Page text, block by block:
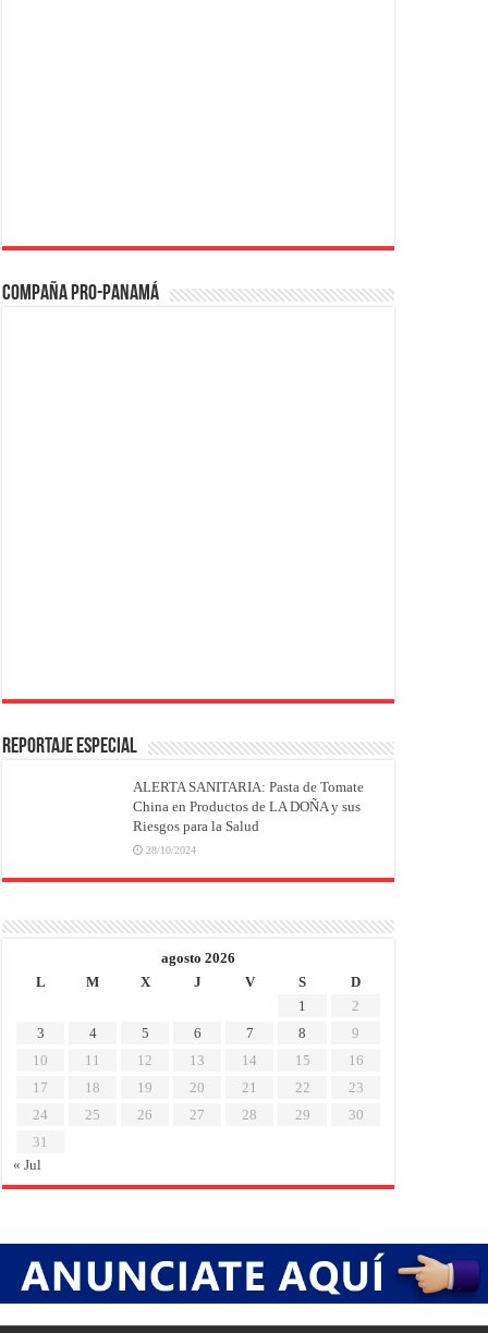
Compaña PRO-Panamá
REPORTAJE ESPECIAL
ALERTA SANITARIA: Pasta de Tomate
China en Productos de LA DOÑA y sus
Riesgos para la Salud
28/10/2024
agosto 2026
L
M X J V S
D
1
2
3
4 5 6 7 8
9
10
11 12 13 14 15
16
17
18 19 20 21 22
23
24
25 26 27 28 29
30
31
« Jul